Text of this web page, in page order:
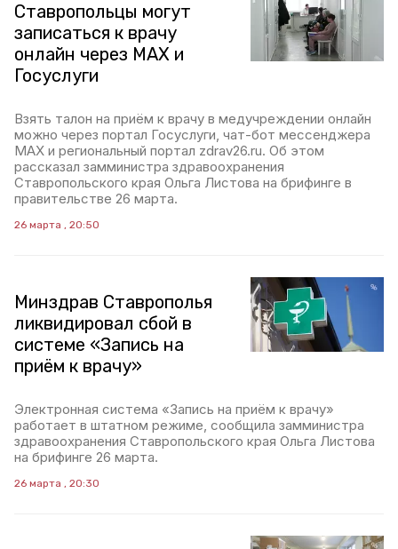
Ставропольцы могут
записаться к врачу
онлайн через MAX и
Госуслуги
Взять талон на приём к врачу в медучреждении онлайн
можно через портал Госуслуги, чат-бот мессенджера
MAX и региональный портал zdrav26.ru. Об этом
рассказал замминистра здравоохранения
Ставропольского края Ольга Листова на брифинге в
правительстве 26 марта.
26 марта , 20:50
Минздрав Ставрополья
ликвидировал сбой в
системе «Запись на
приём к врачу»
Электронная система «Запись на приём к врачу»
работает в штатном режиме, сообщила замминистра
здравоохранения Ставропольского края Ольга Листова
на брифинге 26 марта.
26 марта , 20:30